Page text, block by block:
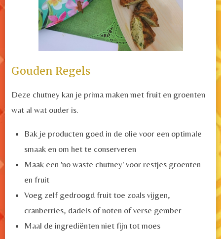
Gouden Regels
Deze chutney kan je prima maken met fruit en groenten
wat al wat ouder is.
Bak je producten goed in de olie voor een optimale
smaak en om het te conserveren
Maak een 'no waste chutney' voor restjes groenten
en fruit
Voeg zelf gedroogd fruit toe zoals vijgen,
cranberries, dadels of noten of verse gember
Maal de ingrediënten niet fijn tot moes